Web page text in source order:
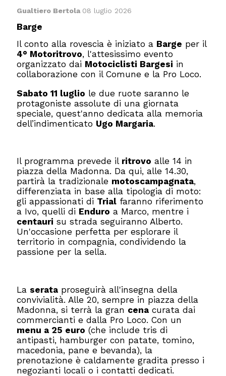
Gualtiero Bertola 08 luglio 2026
Barge
Il conto alla rovescia è iniziato a Barge per il
4° Motoritrovo, l'attesissimo evento
organizzato dai Motociclisti Bargesi in
collaborazione con il Comune e la Pro Loco.
Sabato 11 luglio le due ruote saranno le
protagoniste assolute di una giornata
speciale, quest'anno dedicata alla memoria
dell’indimenticato Ugo Margaria.
Il programma prevede il ritrovo alle 14 in
piazza della Madonna. Da qui, alle 14.30,
partirà la tradizionale motoscampagnata,
differenziata in base alla tipologia di moto:
gli appassionati di Trial faranno riferimento
a Ivo, quelli di Enduro a Marco, mentre i
centauri su strada seguiranno Alberto.
Un'occasione perfetta per esplorare il
territorio in compagnia, condividendo la
passione per la sella.
La serata proseguirà all'insegna della
convivialità. Alle 20, sempre in piazza della
Madonna, si terrà la gran cena curata dai
commercianti e dalla Pro Loco. Con un
menu a 25 euro (che include tris di
antipasti, hamburger con patate, tomino,
macedonia, pane e bevanda), la
prenotazione è caldamente gradita presso i
negozianti locali o i contatti dedicati.